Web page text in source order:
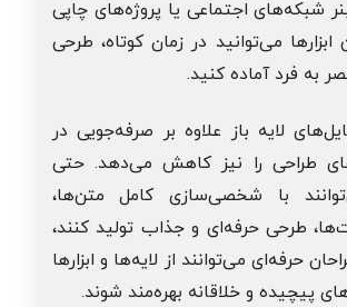
شبکه‌های اجتماعی یا پروژه‌های چاپی
می‌توانید در زمان کوتاه، طرحی
به فرد آماده کنید.
لایه باز علاوه بر صرفه‌جویی در
طراحی را نیز کاهش می‌دهد. حتی
با شخصی‌سازی کامل متن‌ها،
طرحی حرفه‌ای و جذاب تولید کنند،
حرفه‌ای می‌توانند از لایه‌ها و ابزارها
پیچیده و خلاقانه بهره‌مند شوند.